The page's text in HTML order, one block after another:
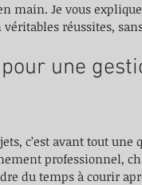
main. Je vous
réussites,
une
c’est avant tout
professionnel,
du temps à courir